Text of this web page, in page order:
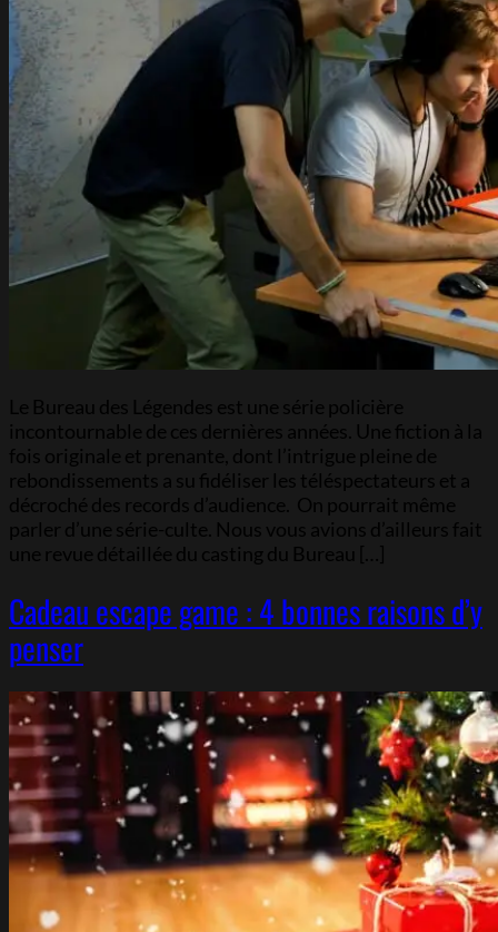
Le Bureau des Légendes est une série policière
incontournable de ces dernières années. Une fiction à la
fois originale et prenante, dont l’intrigue pleine de
rebondissements a su fidéliser les téléspectateurs et a
décroché des records d’audience. On pourrait même
parler d’une série-culte. Nous vous avions d’ailleurs fait
une revue détaillée du casting du Bureau […]
Cadeau escape game : 4 bonnes raisons d’y
penser